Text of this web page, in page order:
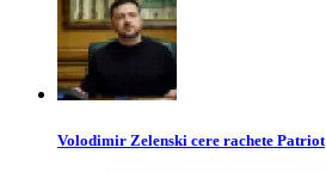
Volodimir Zelenski cere rachete Patriot